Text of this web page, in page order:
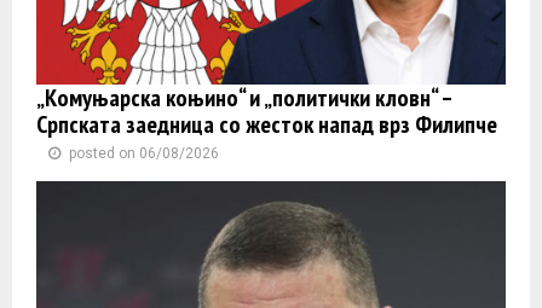
„Комуњарска коњино“ и „политички кловн“ –
Српската заедница со жесток напад врз Филипче
posted on 06/08/2026